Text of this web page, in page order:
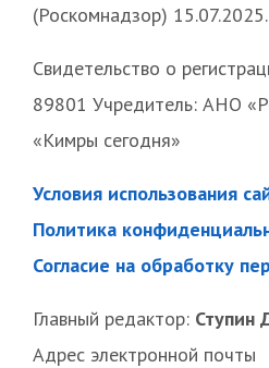
(Роскомнадзор) 15.07.2025.
Свидетельство о
89801 Учредитель: АНО
«Кимры сегодня»
Условия использования
Политика
Согласие на обработку
Главный редактор: Ступин
Адрес электронной почты